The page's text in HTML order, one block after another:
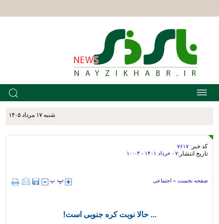
شنبه ۱۷ مرداد ۱۴۰۵
کد خبر: ۷۶۱۷
تاریخ انتشار:۰۷ خرداد ۱۴۰۱ - ۱۰:۰۳
صفحه نخست » اجتماعی
... حالا نوبت کره جنوبی است!